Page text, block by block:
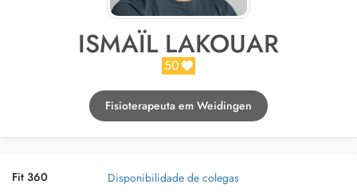
ISMAÏL LAKOUAR
50
Fisioterapeuta em Weidingen
Fit 360
Disponibilidade de colegas